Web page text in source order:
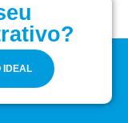
IDEAL